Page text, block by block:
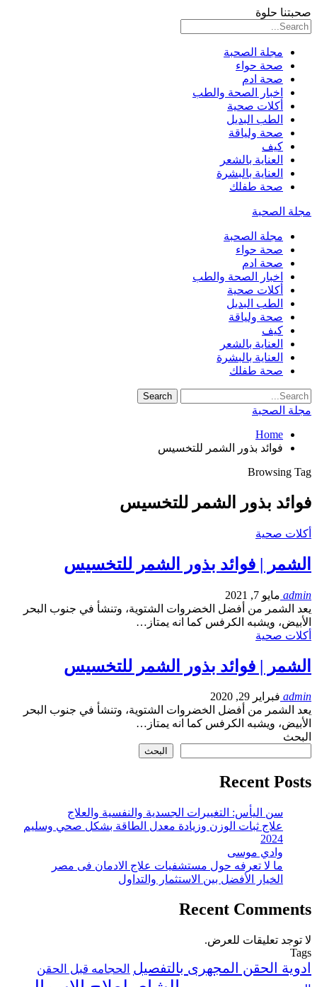
صحبتنا حلوة
مجلة الصحبة
صحة حواء
صحة ادم
اخبار الصحة والطب
أكلات صحية
الطب البديل
صحة ولياقة
كيف
العناية بالشعر
العناية بالبشرة
صحة طفلك
مجلة الصحبة
مجلة الصحبة
صحة حواء
صحة ادم
اخبار الصحة والطب
أكلات صحية
الطب البديل
صحة ولياقة
كيف
العناية بالشعر
العناية بالبشرة
صحة طفلك
مجلة الصحبة
Home
فوائد بذور الشمر للتخسيس
Browsing Tag
فوائد بذور الشمر للتخسيس
أكلات صحية
الشمر | فوائد بذور الشمر للتخسيس
admin مايو 7, 2021
يعد الشمر من أفضل الخضروات الشتوية، وتنشأ في جنوب البحر
الأبيض، ويشبه الكرفس كما انه يمتاز…
أكلات صحية
الشمر | فوائد بذور الشمر للتخسيس
admin فبراير 29, 2020
يعد الشمر من أفضل الخضروات الشتوية، وتنشأ في جنوب البحر
الأبيض، ويشبه الكرفس كما انه يمتاز…
البحث
البحث
Recent Posts
سن اليأس: التغييرات الجسدية والنفسية والعلاج
علاج ثبات الوزن وزيادة معدل الطاقة بشكل صحي وسليم
2024
وادي موسى
ما لا تعرفه حول مستشفيات علاج الادمان فى مصر
الخيار الأفضل بين الاستثمار والتداول
Recent Comments
لا توجد تعليقات للعرض.
Tags
ادوية الحقن المجهرى بالتفصيل الحجامه قبل الحقن